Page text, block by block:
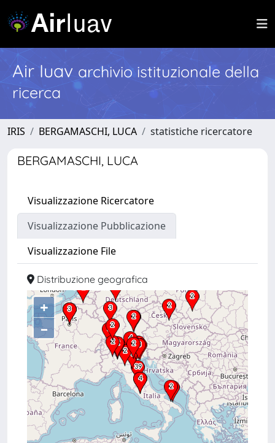
Air Iuav archivio istituzionale della
ricerca
IRIS BERGAMASCHI, LUCA statistiche ricercatore
BERGAMASCHI, LUCA
Visualizzazione Ricercatore
Visualizzazione Pubblicazione
Visualizzazione File
Distribuzione geografica
+
–